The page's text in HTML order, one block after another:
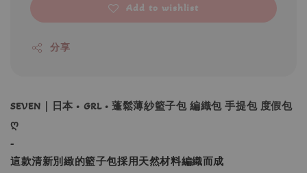
Add to wishlist
分享
SEVEN｜日本 • GRL • 蓬鬆薄紗籃子包 編織包 手提包 度假包
ღ
-
這款清新別緻的籃子包採用天然材料編織而成